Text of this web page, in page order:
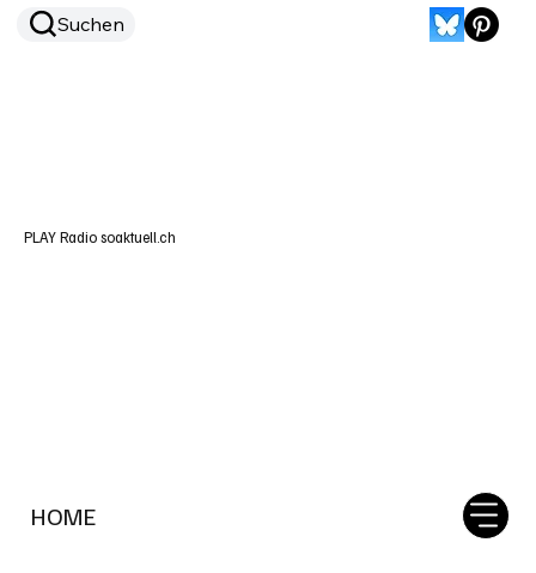
HOME
Suchen
PLAY Radio soaktuell.ch